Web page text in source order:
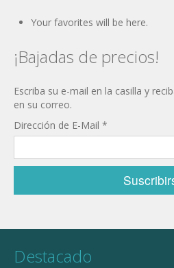
Your favorites will be here.
¡Bajadas de precios!
Escriba su e-mail en la casilla y
en su correo.
Dirección de E-Mail *
Destacado